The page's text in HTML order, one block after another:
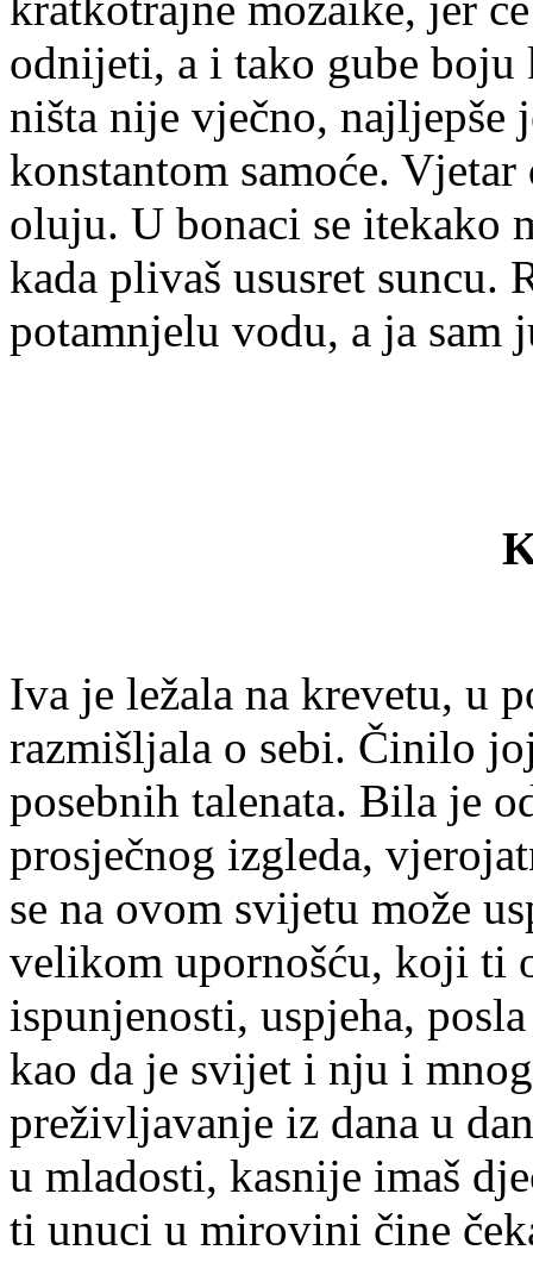
odnijeti, a i tako gube boju
ništa nije vječno, najljepše
konstantom samoće.
oluju. U bonaci se itekako
kada plivaš ususret suncu.
potamnjelu vodu, a ja sam
Iva je ležala na krevetu, u
razmišljala o sebi. Činilo
posebnih talenata. Bila je
prosječnog izgleda,
se na ovom svijetu može
velikom upornošću, koji ti
ispunjenosti, uspjeha,
kao da je svijet i nju i
preživljavanje iz dana u
u mladosti, kasnije imaš
ti unuci u mirovini čine